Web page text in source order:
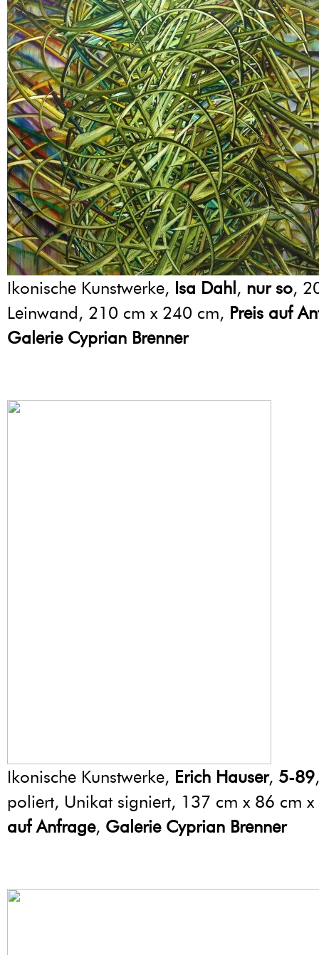
Ikonische Kunstwerke, Isa Dahl, nur so,
Leinwand, 210 cm x 240 cm, Preis auf
Galerie Cyprian Brenner
Ikonische Kunstwerke, Erich Hauser, 5-89
poliert, Unikat signiert, 137 cm x 86 cm
auf Anfrage, Galerie Cyprian Brenner